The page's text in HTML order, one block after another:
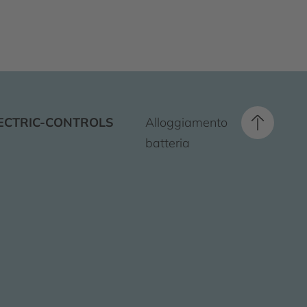
CONTROLS
Alloggiamento
batteria